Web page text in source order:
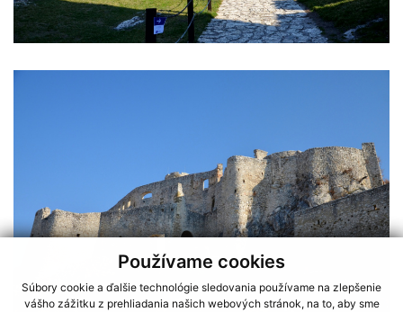
Používame cookies
Súbory cookie a ďalšie technológie sledovania používame na zlepšenie
vášho zážitku z prehliadania našich webových stránok, na to, aby sme